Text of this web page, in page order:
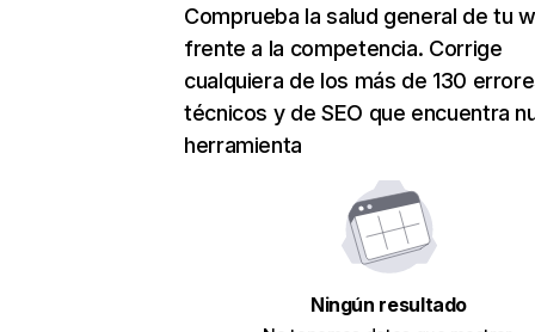
Comprueba la salud general de tu
frente a la competencia. Corrige
cualquiera de los más de 130
técnicos y de SEO que encuentra
herramienta
Ningún resultado